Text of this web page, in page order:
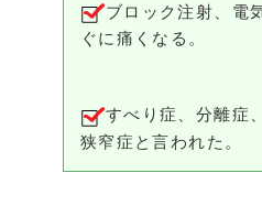
ブロック注射、電
ぐに痛くなる。
すべり症、分離症
狭窄症と言われた。